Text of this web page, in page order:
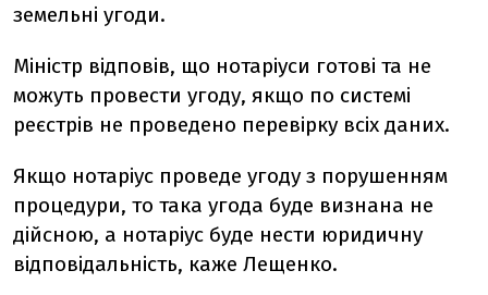
земельні угоди.
Міністр відповів, що нотаріуси готові та не
можуть провести угоду, якщо по системі
реєстрів не проведено перевірку всіх даних.
Якщо нотаріус проведе угоду з порушенням
процедури, то така угода буде визнана не
дійсною, а нотаріус буде нести юридичну
відповідальність, каже Лещенко.